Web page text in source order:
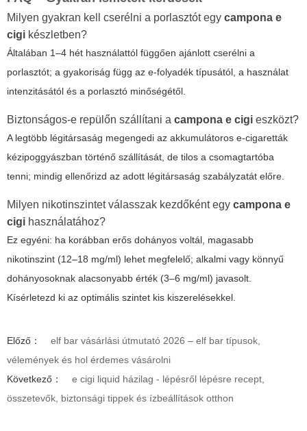
Milyen gyakran kell cserélni a porlasztót egy campona e
cigi készletben?
Általában 1–4 hét használattól függően ajánlott cserélni a
porlasztót; a gyakoriság függ az e-folyadék típusától, a használat
intenzitásától és a porlasztó minőségétől.
Biztonságos-e repülőn szállítani a campona e cigi eszközt?
A legtöbb légitársaság megengedi az akkumulátoros e-cigaretták
kézipoggyászban történő szállítását, de tilos a csomagtartóba
tenni; mindig ellenőrizd az adott légitársaság szabályzatát előre.
Milyen nikotinszintet válasszak kezdőként egy campona e
cigi használatához?
Ez egyéni: ha korábban erős dohányos voltál, magasabb
nikotinszint (12–18 mg/ml) lehet megfelelő; alkalmi vagy könnyű
dohányosoknak alacsonyabb érték (3–6 mg/ml) javasolt.
Kísérletezd ki az optimális szintet kis kiszerelésekkel.
Előző：
elf bar vásárlási útmutató 2026 – elf bar típusok,
vélemények és hol érdemes vásárolni
Következő：
e cigi liquid házilag - lépésről lépésre recept,
összetevők, biztonsági tippek és ízbeállítások otthon